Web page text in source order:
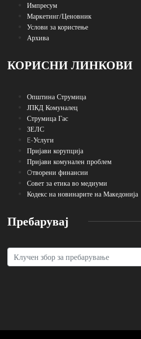
Импресум
Маркетинг/Ценовник
Услови за користење
Архива
КОРИСНИ ЛИНКОВИ
Општина Струмица
ЈПКД Комуналец
Струмица Гас
ЗЕЛС
E-Услуги
Пријави корупција
Пријави комунален проблем
Oтворени финансии
Совет за етика во медиуми
Кодекс на новинарите на Македонија
Пребарувај